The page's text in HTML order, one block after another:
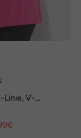
Linie, V-
4-Arm